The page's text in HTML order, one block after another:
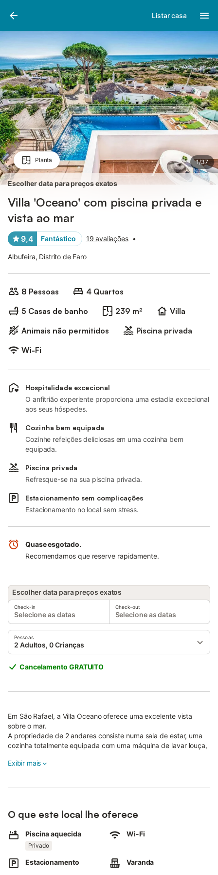
Listar casa
Planta 1/37
Fotos
Escolher data para preços exatos
Villa 'Oceano' com piscina privada e
vista ao mar
9,4 Fantástico 19 avaliações •
Albufeira, Distrito de Faro
8 Pessoas
4 Quartos
5 Casas de banho
239 m²
Villa
Animais não permitidos
Piscina privada
Wi-Fi
Hospitalidade excecional
O anfitrião experiente proporciona uma estadia excecional
aos seus hóspedes.
Cozinha bem equipada
Cozinhe refeições deliciosas em uma cozinha bem
equipada.
Piscina privada
Refresque-se na sua piscina privada.
Estacionamento sem complicações
Estacionamento no local sem stress.
Quase esgotado.
Recomendamos que reserve rapidamente.
Escolher data para preços exatos
Check-in
Selecione as datas
Check-out
Selecione as datas
Pessoas
2 Adultos, 0 Crianças
Cancelamento GRATUITO
Em São Rafael, a Villa Oceano oferece uma excelente vista
sobre o mar.
A propriedade de 2 andares consiste numa sala de estar, uma
cozinha totalmente equipada com uma máquina de lavar louça,
pessoas.
Uma cama de bebé e uma cadeira alta também estão
A sua área exterior privada inclui uma piscina aquecida, um
jardim, um terraço aberto, um terraço coberto, 4 varandas, um
A piscina aquecida gratuita está disponível para a sua
Exibir mais
O que este local lhe oferece
Piscina aquecida
Privado
Wi-Fi
Estacionamento Varanda